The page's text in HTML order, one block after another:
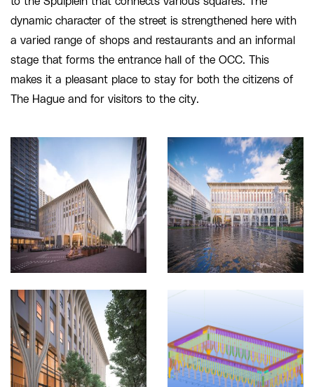
dynamic character of the street is strengthened here with
a varied range of shops and restaurants and an informal
stage that forms the entrance hall of the OCC. This
makes it a pleasant place to stay for both the citizens of
The Hague and for visitors to the city.